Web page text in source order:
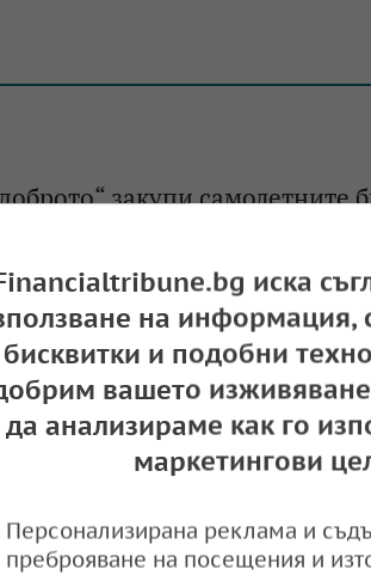
закупи самолетните
първенство за спортисти
създаде празник за
иска
на информация,
бисквитки и подобни
вашето
да анализираме как го
маркетингови
Персонализирана реклама и
преброяване на посещения и